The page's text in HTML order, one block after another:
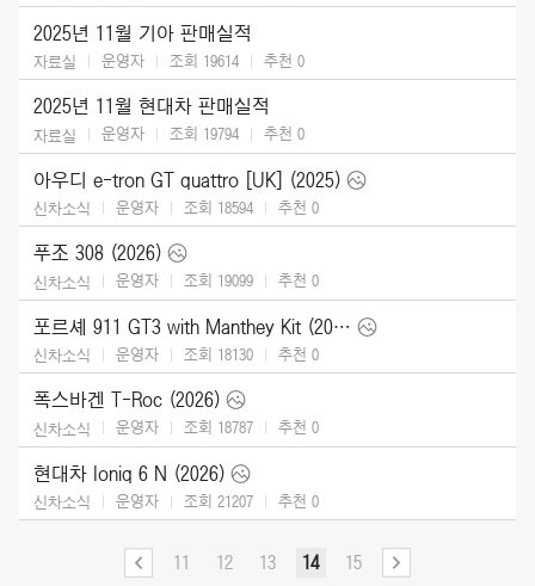
2025년 11월 기아 판매실적
자료실 운영자 조회 19614 추천 0
2025년 11월 현대차 판매실적
자료실 운영자 조회 19794 추천 0
아우디 e-tron GT quattro [UK] (2025)
신차소식 운영자 조회 18594 추천 0
푸조 308 (2026)
신차소식 운영자 조회 19099 추천 0
포르셰 911 GT3 with Manthey Kit (2026)
신차소식 운영자 조회 18130 추천 0
폭스바겐 T-Roc (2026)
신차소식 운영자 조회 18787 추천 0
현대차 Ioniq 6 N (2026)
신차소식 운영자 조회 21207 추천 0
11 12 13 14 15